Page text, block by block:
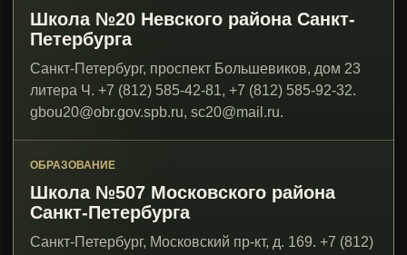
Школа №20 Невского района Санкт-
Петербурга
Санкт-Петербург, проспект Большевиков, дом 23
литера Ч. +7 (812) 585-42-81, +7 (812) 585-92-32.
gbou20@obr.gov.spb.ru, sc20@mail.ru.
ОБРАЗОВАНИЕ
Школа №507 Московского района
Санкт-Петербурга
Санкт-Петербург, Московский пр-кт, д. 169. +7 (812)